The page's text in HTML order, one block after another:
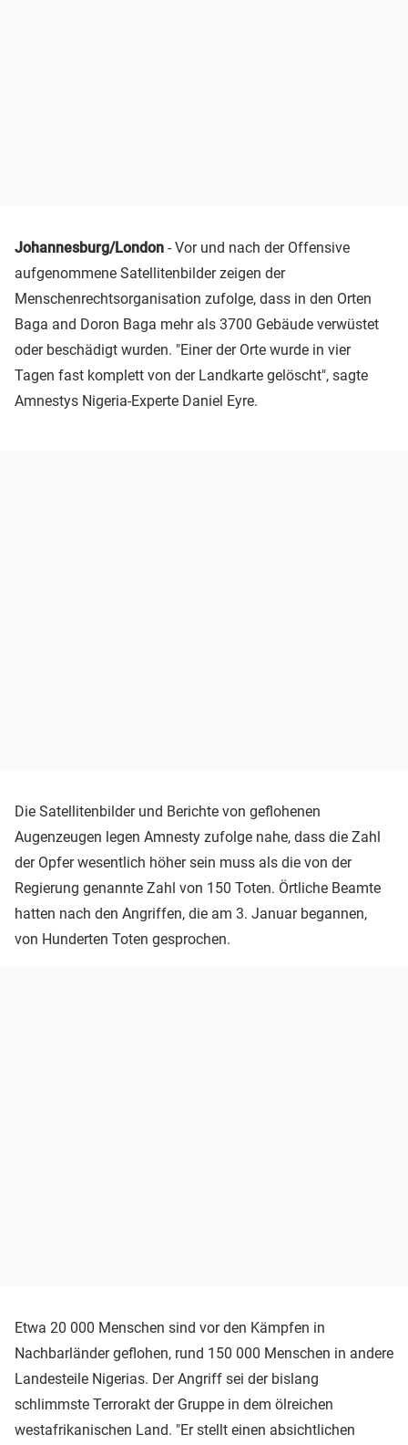
Johannesburg/London - Vor und nach der Offensive
aufgenommene Satellitenbilder zeigen der
Menschenrechtsorganisation zufolge, dass in den Orten
Baga and Doron Baga mehr als 3700 Gebäude verwüstet
oder beschädigt wurden. "Einer der Orte wurde in vier
Tagen fast komplett von der Landkarte gelöscht", sagte
Amnestys Nigeria-Experte Daniel Eyre.
Die Satellitenbilder und Berichte von geflohenen
Augenzeugen legen Amnesty zufolge nahe, dass die Zahl
der Opfer wesentlich höher sein muss als die von der
Regierung genannte Zahl von 150 Toten. Örtliche Beamte
hatten nach den Angriffen, die am 3. Januar begannen,
von Hunderten Toten gesprochen.
Etwa 20 000 Menschen sind vor den Kämpfen in
Nachbarländer geflohen, rund 150 000 Menschen in andere
Landesteile Nigerias. Der Angriff sei der bislang
schlimmste Terrorakt der Gruppe in dem ölreichen
westafrikanischen Land. "Er stellt einen absichtlichen